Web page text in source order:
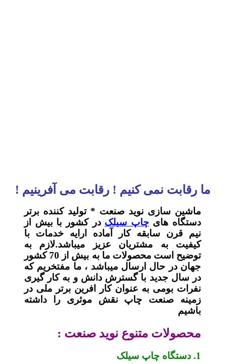
ما رقابت نمی کنیم ! رقابت می آفرینیم !
ماشین سازی نوید صنعت * تولید کننده برتر
دستگاه هایچاپ سیلک در کشور با بیش از
نیم قرن سابقه کار آماده ارایه خدمات با
کیفیت به مشتریان عزیز میباشد.لازم به
توضیح است محصولات ما به بیش از 70 کشور
جهان در حال ارسال میباشد ، ما مفتخریم که
در سال جدید با گسترش دانش و به کار گیری
نفرات بومی به عنوان کار افرین برتر ملی در
زمینه صنعت چاپ نقش موثری را داشته
باشیم
محصولات متنوع نوید صنعت :
1. دستگاه چاپ سیلک